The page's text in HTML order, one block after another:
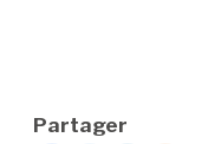
Partager